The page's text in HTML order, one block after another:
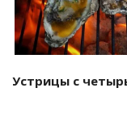
Устрицы с